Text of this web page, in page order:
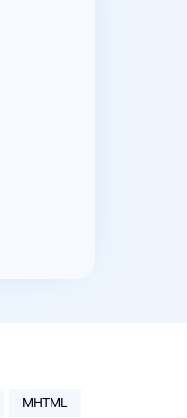
MHTML